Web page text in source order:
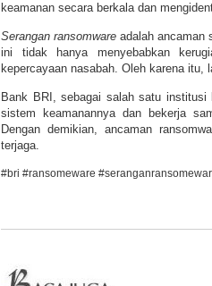
keamanan secara berkala dan
Serangan ransomware adalah ancaman
ini tidak hanya menyebabkan
kepercayaan nasabah. Oleh karena itu,
Bank BRI, sebagai salah satu institusi
sistem keamanannya dan bekerja
Dengan demikian, ancaman
terjaga.
#bri #ransomeware